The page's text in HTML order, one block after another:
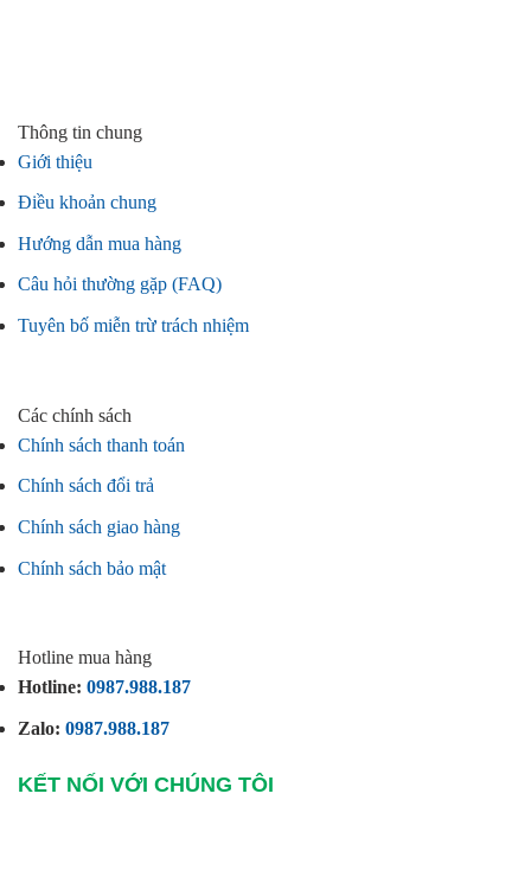
Thông tin chung
Giới thiệu
Điều khoản chung
Hướng dẫn mua hàng
Câu hỏi thường gặp (FAQ)
Tuyên bố miễn trừ trách nhiệm
Các chính sách
Chính sách thanh toán
Chính sách đổi trả
Chính sách giao hàng
Chính sách bảo mật
Hotline mua hàng
Hotline: 0987.988.187
Zalo: 0987.988.187
KẾT NỐI VỚI CHÚNG TÔI